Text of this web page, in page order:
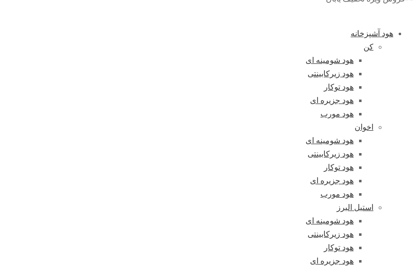
هود آشپزخانه
کن
هود شومینه ای
هود زیرکابینتی
هود توکار
هود جزیره ای
هود مورب
اخوان
هود شومینه ای
هود زیرکابینتی
هود توکار
هود جزیره ای
هود مورب
استیل البرز
هود شومینه ای
هود زیرکابینتی
هود توکار
هود جزیره ای